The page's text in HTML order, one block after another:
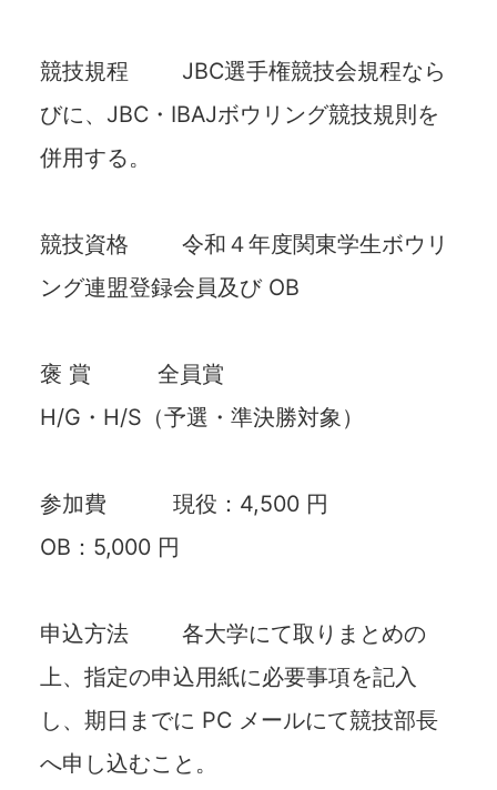
競技規程 JBC選⼿権競技会規程なら
びに、JBC・IBAJボウリング競技規則を
併⽤する。
競技資格 令和４年度関東学⽣ボウリ
ング連盟登録会員及び OB
褒 賞 全員賞
H/G・H/S（予選・準決勝対象）
参加費 現役：4,500 円
OB：5,000 円
申込⽅法 各⼤学にて取りまとめの
上、指定の申込⽤紙に必要事項を記⼊
し、期⽇までに PC メールにて競技部⻑
へ申し込むこと。